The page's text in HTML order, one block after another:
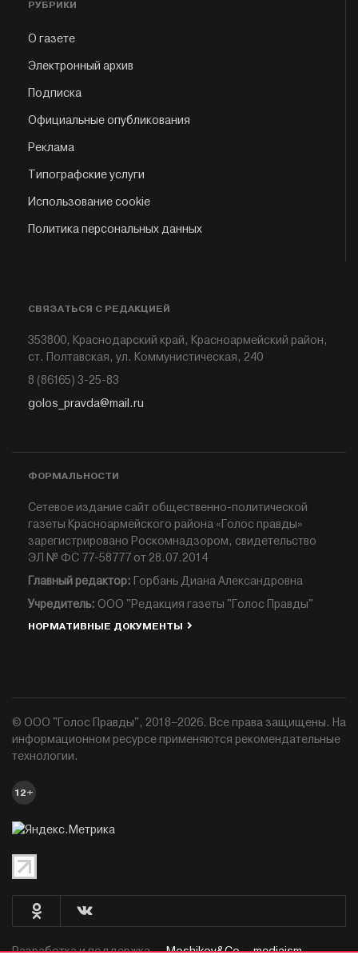
РУБРИКИ
О газете
Электронный архив
Подписка
Официальные опубликования
Реклама
Типографские услуги
Использование cookie
Политика персональных данных
СВЯЗАТЬСЯ С РЕДАКЦИЕЙ
353800, Краснодарский край, Красноармейский район,
ст. Полтавская, ул. Коммунистическая, 240
8 (86165) 3-25-83
golos_pravda@mail.ru
ФОРМАЛЬНОСТИ
Сетевое издание сайт общественно-политической
газеты Красноармейского района «Голос правды»
зарегистрировано Роскомнадзором, свидетельство
ЭЛ № ФС 77-58777 от 28.07.2014
Главный редактор: Горбань Диана Александровна
Учредитель: ООО "Редакция газеты "Голос Правды"
НОРМАТИВНЫЕ ДОКУМЕНТЫ
© ООО "Голос Правды", 2018–2026. Все права защищены. На
информационном ресурсе применяются рекомендательные
технологии.
12+
Разработка и поддержка —Moshikov&Co. - mediaism.